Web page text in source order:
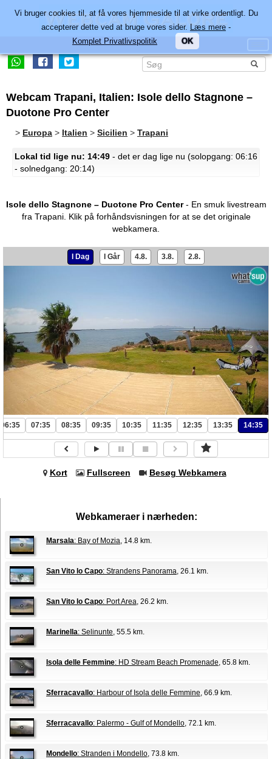
Webcam Trapani, Italien: Isole dello Stagnone –
Duotone Pro Center
> Europa > Italien > Sicilien > Trapani
Lokal tid lige nu: 14:49 - det er dag lige nu (solopgang: 06:16
- solnedgang: 20:14)
Isole dello Stagnone – Duotone Pro Center- En smuk livestream
fra Trapani. Klik på forhåndsvisningen for at se det originale
webkamera.
I Dag I Går 4.8. 3.8. 2.8.
06:35 07:35 08:35 09:35 10:35 11:35 12:35 13:35 14:35
Kort Fullscreen Besøg Webkamera
Webkameraer i nærheden:
Marsala: Bay of Mozia, 14.8 km.
San Vito lo Capo: Strandens Panorama, 26.1 km.
San Vito lo Capo: Port Area, 26.2 km.
Marinella: Selinunte, 55.5 km.
Isola delle Femmine: HD Stream Beach Promenade, 65.8 km.
Sferracavallo: Harbour of Isola delle Femmine, 66.9 km.
Sferracavallo: Palermo - Gulf of Mondello, 72.1 km.
Mondello: Stranden i Mondello, 73.8 km.
Vi bruger cookies til, at få vores hjemmeside til at virke ordentligt. Du
accepterer dette ved at bruge vores sider. Læs mere -
Komplet Privatlivspolitik
OK